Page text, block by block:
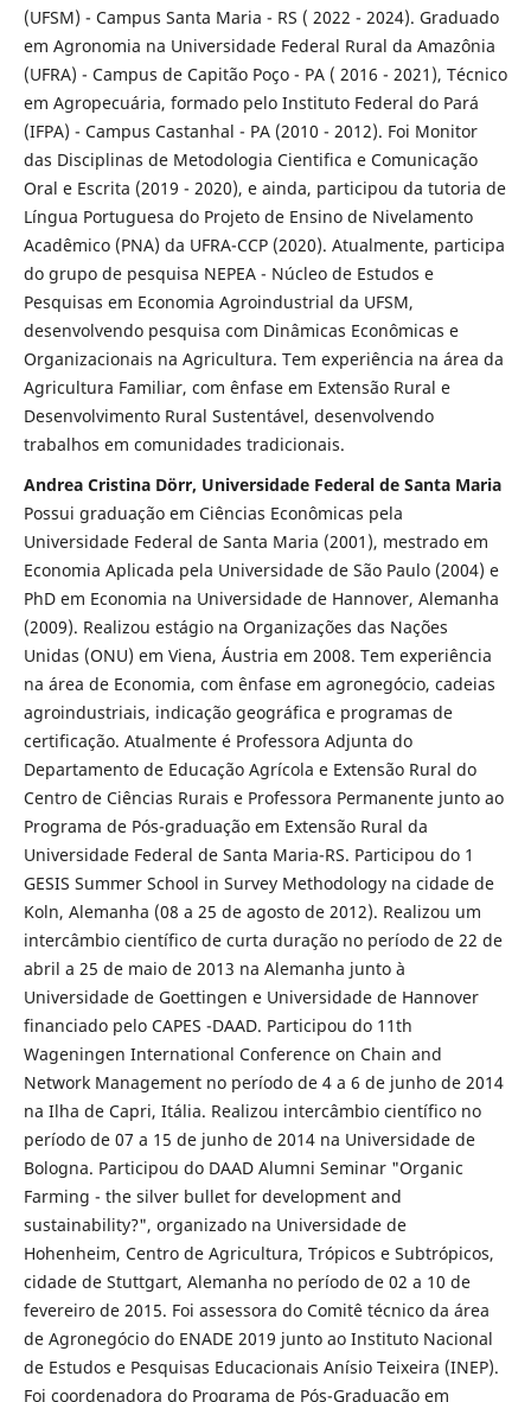
(UFSM) - Campus Santa Maria - RS ( 2022 - 2024). Graduado
em Agronomia na Universidade Federal Rural da Amazônia
(UFRA) - Campus de Capitão Poço - PA ( 2016 - 2021), Técnico
em Agropecuária, formado pelo Instituto Federal do Pará
(IFPA) - Campus Castanhal - PA (2010 - 2012). Foi Monitor
das Disciplinas de Metodologia Cientifica e Comunicação
Oral e Escrita (2019 - 2020), e ainda, participou da tutoria de
Língua Portuguesa do Projeto de Ensino de Nivelamento
Acadêmico (PNA) da UFRA-CCP (2020). Atualmente, participa
do grupo de pesquisa NEPEA - Núcleo de Estudos e
Pesquisas em Economia Agroindustrial da UFSM,
desenvolvendo pesquisa com Dinâmicas Econômicas e
Organizacionais na Agricultura. Tem experiência na área da
Agricultura Familiar, com ênfase em Extensão Rural e
Desenvolvimento Rural Sustentável, desenvolvendo
trabalhos em comunidades tradicionais.
Andrea Cristina Dörr, Universidade Federal de Santa Maria
Possui graduação em Ciências Econômicas pela
Universidade Federal de Santa Maria (2001), mestrado em
Economia Aplicada pela Universidade de São Paulo (2004) e
PhD em Economia na Universidade de Hannover, Alemanha
(2009). Realizou estágio na Organizações das Nações
Unidas (ONU) em Viena, Áustria em 2008. Tem experiência
na área de Economia, com ênfase em agronegócio, cadeias
agroindustriais, indicação geográfica e programas de
certificação. Atualmente é Professora Adjunta do
Departamento de Educação Agrícola e Extensão Rural do
Centro de Ciências Rurais e Professora Permanente junto ao
Programa de Pós-graduação em Extensão Rural da
Universidade Federal de Santa Maria-RS. Participou do 1
GESIS Summer School in Survey Methodology na cidade de
Koln, Alemanha (08 a 25 de agosto de 2012). Realizou um
intercâmbio científico de curta duração no período de 22 de
abril a 25 de maio de 2013 na Alemanha junto à
Universidade de Goettingen e Universidade de Hannover
financiado pelo CAPES -DAAD. Participou do 11th
Wageningen International Conference on Chain and
Network Management no período de 4 a 6 de junho de 2014
na Ilha de Capri, Itália. Realizou intercâmbio científico no
período de 07 a 15 de junho de 2014 na Universidade de
Bologna. Participou do DAAD Alumni Seminar "Organic
Farming - the silver bullet for development and
sustainability?", organizado na Universidade de
Hohenheim, Centro de Agricultura, Trópicos e Subtrópicos,
cidade de Stuttgart, Alemanha no período de 02 a 10 de
fevereiro de 2015. Foi assessora do Comitê técnico da área
de Agronegócio do ENADE 2019 junto ao Instituto Nacional
de Estudos e Pesquisas Educacionais Anísio Teixeira (INEP).
Foi coordenadora do Programa de Pós-Graduação em